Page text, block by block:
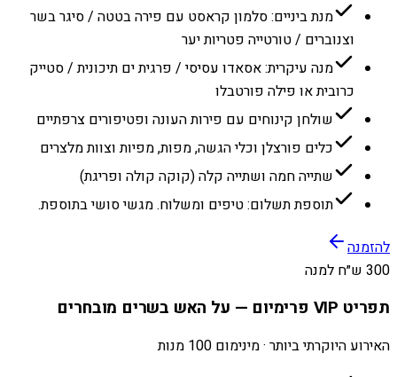
מנת ביניים: סלמון קראסט עם פירה בטטה / סיגר בשר
וצנוברים / טורטייה פטריות יער
מנה עיקרית: אסאדו עסיסי / פרגית ים תיכונית / סטייק
כרובית או פילה פורטבלו
שולחן קינוחים עם פירות העונה ופטיפורים צרפתיים
כלים פורצלן וכלי הגשה, מפות, מפיות וצוות מלצרים
שתייה חמה ושתייה קלה (קוקה קולה ופריגת)
תוספת תשלום: טיפים ומשלוח. מגשי סושי בתוספת.
להזמנה
300 ש״ח למנה
תפריט VIP פרימיום — על האש בשרים מובחרים
האירוע היוקרתי ביותר · מינימום 100 מנות